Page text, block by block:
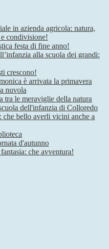
in azienda agricola: natura,
condivisione!
festa di fine anno!
alla scuola dei grandi:
crescono!
è arrivata la primavera
nuvola
tra le meraviglie della natura
dell'infanzia di Colloredo
che bello averli vicini anche a
d'autunno
che avventura!